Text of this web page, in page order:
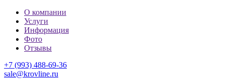
О компании
Услуги
Информация
Фото
Отзывы
+7 (993) 488-69-36
sale@krovline.ru